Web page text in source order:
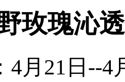
玫瑰沁
4月21日--4